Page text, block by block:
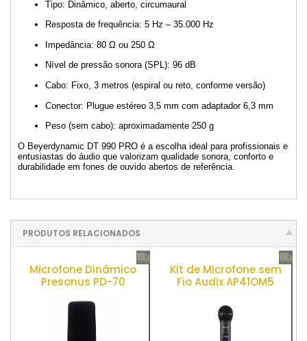
Tipo: Dinâmico, aberto, circumaural
Resposta de frequência: 5 Hz – 35.000 Hz
Impedância: 80 Ω ou 250 Ω
Nível de pressão sonora (SPL): 96 dB
Cabo: Fixo, 3 metros (espiral ou reto, conforme versão)
Conector: Plugue estéreo 3,5 mm com adaptador 6,3 mm
Peso (sem cabo): aproximadamente 250 g
O Beyerdynamic DT 990 PRO é a escolha ideal para profissionais e
entusiastas do áudio que valorizam qualidade sonora, conforto e
durabilidade em fones de ouvido abertos de referência.
PRODUTOS RELACIONADOS
Microfone Dinâmico
Presonus PD-70
Kit de Microfone sem
Fio Audix AP41OM5